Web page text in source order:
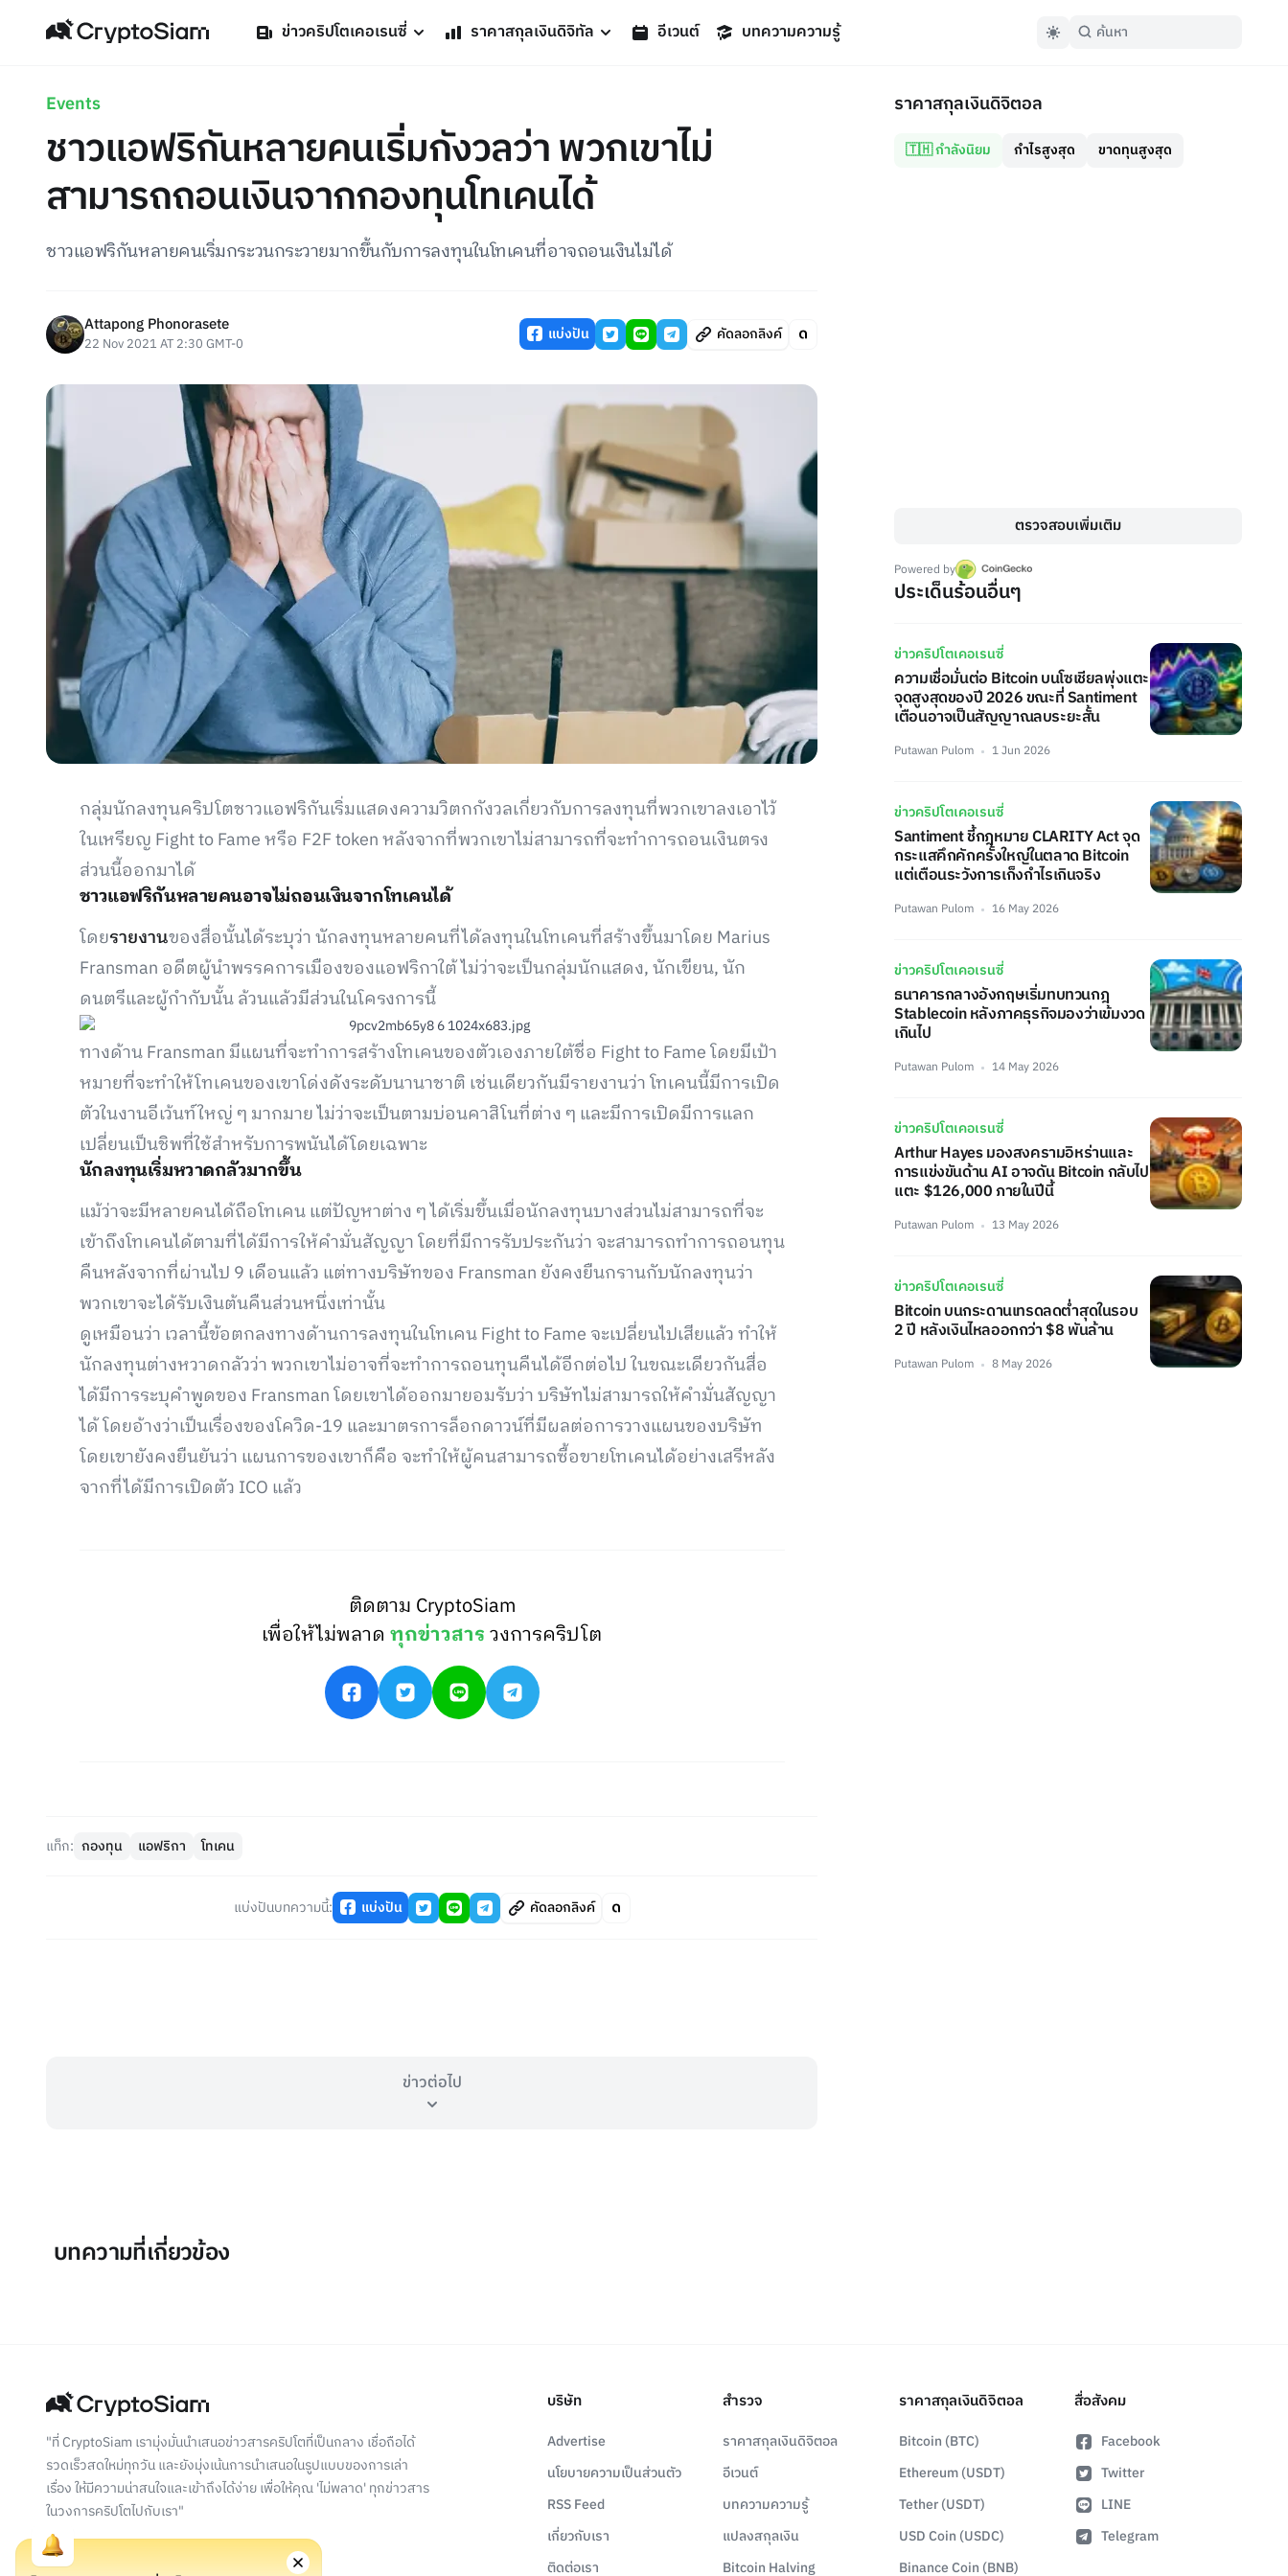
ข่าวคริปโตเคอเรนซี่ ราคาสกุลเงินดิจิทัล อีเวนต์ บทความความรู้
Events
ชาวแอฟริกันหลายคนเริ่มกังวลว่า พวกเขาไม่
สามารถถอนเงินจากกองทุนโทเคนได้
ชาวแอฟริกันหลายคนเริ่มกระวนกระวายมากขึ้นกับการลงทุนในโทเคนที่อาจถอนเงินไม่ได้
Attapong Phonorasete
22 Nov 2021 AT 2:30 GMT-0 แบ่งปัน คัดลอกลิงค์
กลุ่มนักลงทุนคริปโตชาวแอฟริกันเริ่มแสดงความวิตกกังวลเกี่ยวกับการลงทุนที่พวกเขาลงเอาไว้
ในเหรียญ Fight to Fame หรือ F2F token หลังจากที่พวกเขาไม่สามารถที่จะทำการถอนเงินตรง
ส่วนนี้ออกมาได้
ชาวแอฟริกันหลายคนอาจไม่ถอนเงินจากโทเคนได้
โดยรายงานของสื่อนั้นได้ระบุว่า นักลงทุนหลายคนที่ได้ลงทุนในโทเคนที่สร้างขึ้นมาโดย Marius
Fransman อดีตผู้นำพรรคการเมืองของแอฟริกาใต้ ไม่ว่าจะเป็นกลุ่มนักแสดง, นักเขียน, นัก
ดนตรีและผู้กำกับนั้น ล้วนแล้วมีส่วนในโครงการนี้
ทางด้าน Fransman มีแผนที่จะทำการสร้างโทเคนของตัวเองภายใต้ชื่อ Fight to Fame โดยมีเป้า
หมายที่จะทำให้โทเคนของเขาโด่งดังระดับนานาชาติ เช่นเดียวกันมีรายงานว่า โทเคนนี้มีการเปิด
ตัวในงานอีเว้นท์ใหญ่ ๆ มากมาย ไม่ว่าจะเป็นตามบ่อนคาสิโนที่ต่าง ๆ และมีการเปิดมีการแลก
เปลี่ยนเป็นชิพที่ใช้สำหรับการพนันได้โดยเฉพาะ
นักลงทุนเริ่มหวาดกลัวมากขึ้น
แม้ว่าจะมีหลายคนได้ถือโทเคน แต่ปัญหาต่าง ๆ ได้เริ่มขึ้นเมื่อนักลงทุนบางส่วนไม่สามารถที่จะ
เข้าถึงโทเคนได้ตามที่ได้มีการให้คำมั่นสัญญา โดยที่มีการรับประกันว่า จะสามารถทำการถอนทุน
คืนหลังจากที่ผ่านไป 9 เดือนแล้ว แต่ทางบริษัทของ Fransman ยังคงยืนกรานกับนักลงทุนว่า
พวกเขาจะได้รับเงินต้นคืนส่วนหนึ่งเท่านั้น
ดูเหมือนว่า เวลานี้ข้อตกลงทางด้านการลงทุนในโทเคน Fight to Fame จะเปลี่ยนไปเสียแล้ว ทำให้
นักลงทุนต่างหวาดกลัวว่า พวกเขาไม่อาจที่จะทำการถอนทุนคืนได้อีกต่อไป ในขณะเดียวกันสื่อ
ได้มีการระบุคำพูดของ Fransman โดยเขาได้ออกมายอมรับว่า บริษัทไม่สามารถให้คำมั่นสัญญา
ได้ โดยอ้างว่าเป็นเรื่องของโควิด-19 และมาตรการล็อกดาวน์ที่มีผลต่อการวางแผนของบริษัท
โดยเขายังคงยืนยันว่า แผนการของเขาก็คือ จะทำให้ผู้คนสามารถซื้อขายโทเคนได้อย่างเสรีหลัง
จากที่ได้มีการเปิดตัว ICO แล้ว
ติดตาม CryptoSiam
เพื่อให้ไม่พลาดทุกข่าวสารวงการคริปโต
แท็ก: กองทุน แอฟริกา โทเคน
แบ่งปันบทความนี้: แบ่งปัน คัดลอกลิงค์
ข่าวต่อไป
ราคาสกุลเงินดิจิตอล
🇹🇭 กำลังนิยม กำไรสูงสุด ขาดทุนสูงสุด
ตรวจสอบเพิ่มเติม
Powered by
ประเด็นร้อนอื่นๆ
ข่าวคริปโตเคอเรนซี่
ความเชื่อมั่นต่อ Bitcoin บนโซเชียลพุ่งแตะ
จุดสูงสุดของปี 2026 ขณะที่ Santiment
เตือนอาจเป็นสัญญาณลบระยะสั้น
Putawan Pulom 1 Jun 2026
ข่าวคริปโตเคอเรนซี่
Santiment ชี้กฎหมาย CLARITY Act จุด
กระแสคึกคักครั้งใหญ่ในตลาด Bitcoin
แต่เตือนระวังการเก็งกำไรเกินจริง
Putawan Pulom 16 May 2026
ข่าวคริปโตเคอเรนซี่
ธนาคารกลางอังกฤษเริ่มทบทวนกฎ
Stablecoin หลังภาคธุรกิจมองว่าเข้มงวด
เกินไป
Putawan Pulom 14 May 2026
ข่าวคริปโตเคอเรนซี่
Arthur Hayes มองสงครามอิหร่านและ
การแข่งขันด้าน AI อาจดัน Bitcoin กลับไป
แตะ $126,000 ภายในปีนี้
Putawan Pulom 13 May 2026
ข่าวคริปโตเคอเรนซี่
Bitcoin บนกระดานเทรดลดต่ำสุดในรอบ
2 ปี หลังเงินไหลออกกว่า $8 พันล้าน
Putawan Pulom 8 May 2026
บทความที่เกี่ยวข้อง
"ที่ CryptoSiam เรามุ่งมั่นนำเสนอข่าวสารคริปโตที่เป็นกลาง เชื่อถือได้
รวดเร็วสดใหม่ทุกวัน และยังมุ่งเน้นการนำเสนอในรูปแบบของการเล่า
เรื่อง ให้มีความน่าสนใจและเข้าถึงได้ง่าย เพื่อให้คุณ 'ไม่พลาด' ทุกข่าวสาร
ในวงการคริปโตไปกับเรา"
บริษัท
Advertise
นโยบายความเป็นส่วนตัว
RSS Feed
เกี่ยวกับเรา
ติดต่อเรา
สำรวจ
ราคาสกุลเงินดิจิตอล
อีเวนต์
บทความความรู้
แปลงสกุลเงิน
Bitcoin Halving
ราคาสกุลเงินดิจิตอล
Bitcoin (BTC)
Ethereum (USDT)
Tether (USDT)
USD Coin (USDC)
Binance Coin (BNB)
สื่อสังคม
Facebook
Twitter
LINE
Telegram